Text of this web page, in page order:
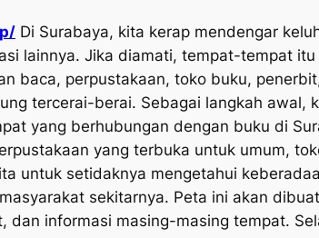
Di Surabaya, kita kerap mendengar
lainnya. Jika diamati, tempat-tempat
baca, perpustakaan, toko buku,
tercerai-berai. Sebagai langkah awal,
yang berhubungan dengan buku di
yang terbuka untuk umum,
untuk setidaknya mengetahui
sekitarnya. Peta ini akan
informasi masing-masing tempat.